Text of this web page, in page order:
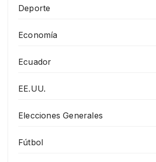
Deporte
Economía
Ecuador
EE.UU.
Elecciones Generales
Fútbol